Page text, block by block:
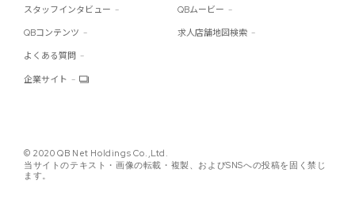
スタッフインタビュー QBムービー
QBコンテンツ 求人店舗地図検索
よくある質問
企業サイト
© 2020 QB Net Holdings Co.,Ltd.
当サイトのテキスト・画像の転載・複製、およびSNSへの投稿を固く禁じ
ます。